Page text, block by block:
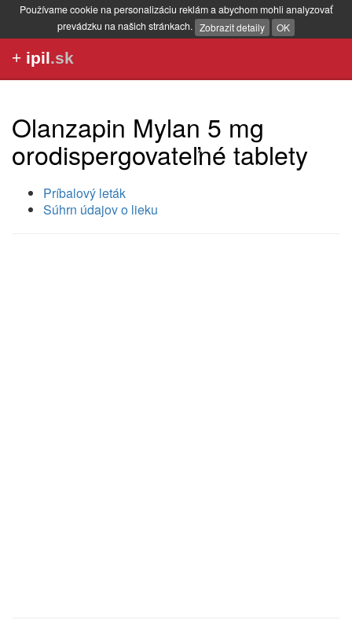
Používame cookie na personalizáciu reklám a abychom mohli analyzovať
prevádzku na našich stránkach. Zobrazit detaily OK
+ ipil.sk
Olanzapin Mylan 5 mg
orodispergovateľné tablety
Príbalový leták
Súhrn údajov o lieku